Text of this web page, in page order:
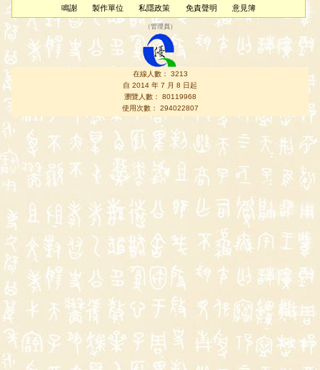
鳴謝
製作單位 私隱政策 免責聲明 意見簿
（管理員 ）
在線人數： 3213
自 2014 年 7 月 8 日起
瀏覽人數： 80119968
使用次數： 294022807